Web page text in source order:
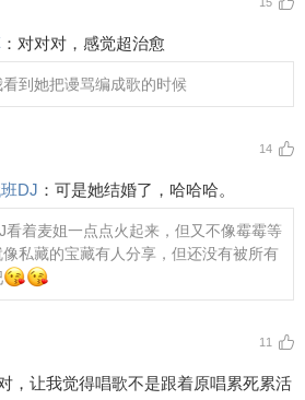
： 对对对，感觉超治愈
看到她把谩骂编成歌的时候
14
DJ ： 可是她结婚了，哈哈哈。
看着麦姐一点点火起来，但又不像霉霉等
私藏的宝藏有人分享，但还没有被所有
11
，让我觉得唱歌不是跟着原唱累死累活